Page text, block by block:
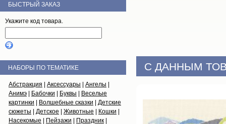
С ДАННЫМ
БЫСТРЫЙ ЗАКАЗ
Укажите код товара.
НАБОРЫ ПО ТЕМАТИКЕ
Абстракция Аксессуары Ангелы
Анимэ
Бабочки Буквы
Веселые
картинки
Волшебные сказки
Детские
сюжеты
Детское Животные Кошки
Насекомые
Пейзажи Праздник